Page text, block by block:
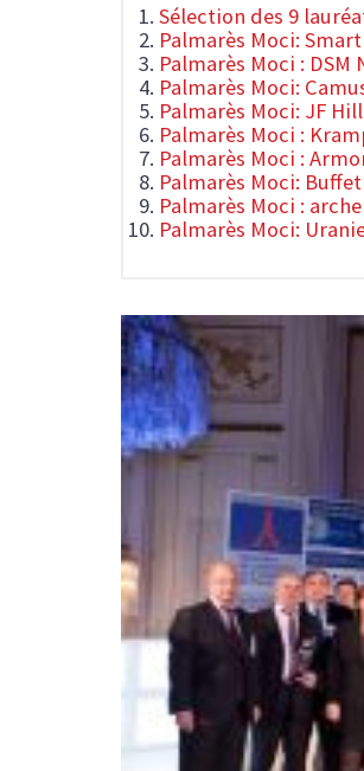
Sélection des 9
Palmarès Moci:
Palmarès Moci :
Palmarès Moci:
Palmarès Moci: JF
Palmarès Moci :
Palmarès Moci :
Palmarès Moci:
Palmarès Moci :
Palmarès Moci: